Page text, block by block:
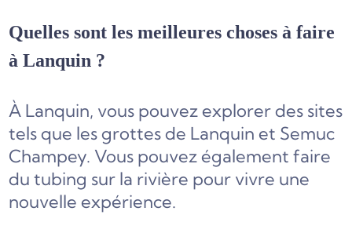
Quelles sont les meilleures choses à faire
à Lanquin ?
À Lanquin, vous pouvez explorer des sites
tels que les grottes de Lanquin et Semuc
Champey. Vous pouvez également faire
du tubing sur la rivière pour vivre une
nouvelle expérience.